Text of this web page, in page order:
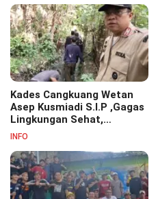
Kades Cangkuang Wetan
Asep Kusmiadi S.I.P ,Gagas
Lingkungan Sehat,
Bersihkan Saluran Air di RW
INFO